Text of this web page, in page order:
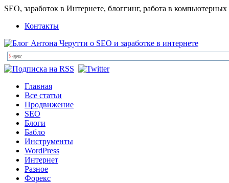
SEO, заработок в Интернете, блоггинг, работа в
Контакты
Главная
Все статьи
Продвижение
SEO
Блоги
Бабло
Инструменты
WordPress
Интернет
Разное
Форекс